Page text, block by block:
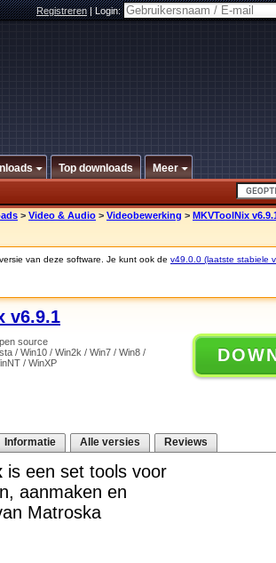
Registreren|Login:
Top downloads Meer
> Video & Audio > Videobewerking > MKVToolNix
van deze software. Je kunt ook de v49.0.0 (laatste stabiele
v6.9.1
source
/ Win10 / Win2k / Win7 / Win8 /
/ WinXP
Informatie Alle versies Reviews
is een set tools voor
aanmaken en
Matroska